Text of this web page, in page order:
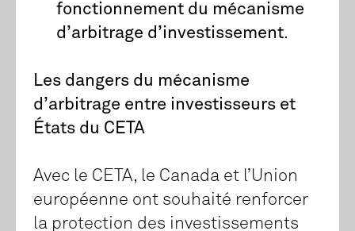
fonctionnement du mécanisme
d’arbitrage d’investissement.
Les dangers du mécanisme
d’arbitrage entre investisseurs et
États du CETA
Avec le CETA, le Canada et l’Union
européenne ont souhaité renforcer
la protection des investissements